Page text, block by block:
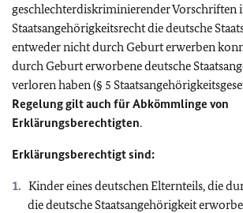
geschlechterdiskriminierender Vorschriften
Staatsangehörigkeitsrecht die deutsche
entweder nicht durch Geburt erwerben
durch Geburt erworbene deutsche
verloren haben (§ 5
Regelung gilt auch für Abkömmlinge von
Erklärungsberechtigten.
Erklärungsberechtigt sind:
Kinder eines deutschen Elternteils, die
die deutsche Staatsangehörigkeit